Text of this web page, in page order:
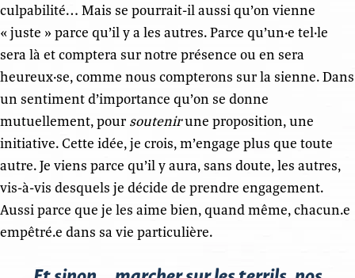
culpabilité… Mais se pourrait-il aussi qu’on vienne
« juste » parce qu’il y a les autres. Parce qu’un·e tel·le
sera là et comptera sur notre présence ou en sera
heureux·se, comme nous compterons sur la sienne. Dans
un sentiment d’importance qu’on se donne
mutuellement, pour soutenirune proposition, une
initiative. Cette idée, je crois, m’engage plus que toute
autre. Je viens parce qu’il y aura, sans doute, les autres,
vis-à-vis desquels je décide de prendre engagement.
Aussi parce que je les aime bien, quand même, chacun.e
empêtré.e dans sa vie particulière.